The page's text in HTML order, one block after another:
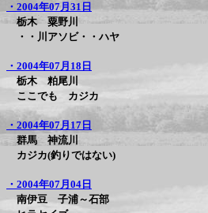
・2004年07月31日
栃木 粟野川
・・川アソビ・・ハヤ
・2004年07月18日
栃木 粕尾川
ここでも カジカ
・2004年07月17日
群馬 神流川
カジカ(釣りではない)
・2004年07月04日
南伊豆 子浦～石部